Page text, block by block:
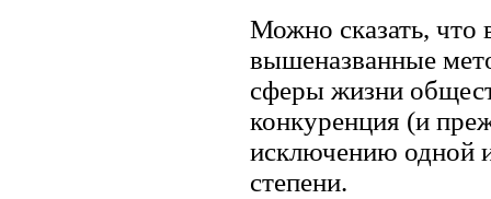
Можно сказать, что
вышеназванные
сферы жизни
конкуренция (и
исключению одной
степени.